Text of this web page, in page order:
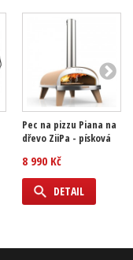
Pec na pizzu Piana na
dřevo ZiiPa - písková
8 990 Kč
DETAIL